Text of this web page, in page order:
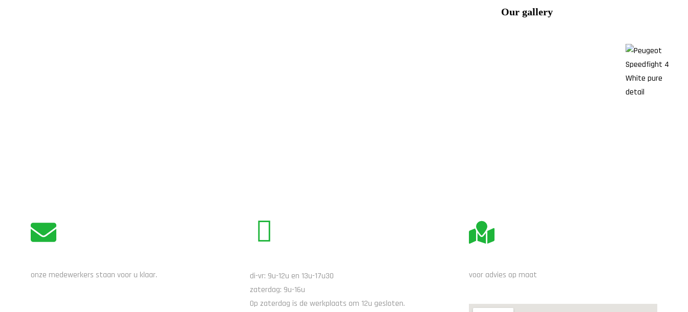
Our gallery
onze medewerkers staan voor u klaar.
di-vr: 9u-12u en 13u-17u30
zaterdag: 9u-16u
Op zaterdag is de werkplaats om 12u gesloten.
voor advies op maat